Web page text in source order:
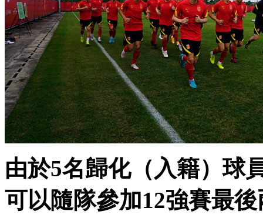
由於5名歸化（入籍）球
可以隨隊參加12強賽最後